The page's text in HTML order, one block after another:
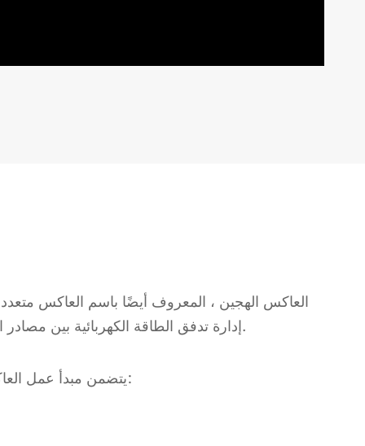
العاكس الهجين ، المعروف أيضًا باسم العاكس
إدارة تدفق الطاقة الكهربائية بين مصادر الطاقة المتجددة ، مثل الألواح الشمسية أو توربينات الرياح ، والشبكة الكهربائية ، وأنظمة تخزين الطاقة مثل البطاريات.
يتضمن مبدأ عمل العاكس الهجين أوضاع تشغيل مختلفة حسب مصادر الطاقة المتاحة ومتطلبات النظام الكهربائي. هنا لمحة عامة عن عملها: